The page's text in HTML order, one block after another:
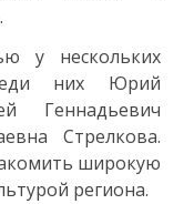
у нескольких
них Юрий
Геннадьевич
Стрелкова.
широкую
региона.